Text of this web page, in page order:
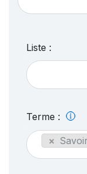
Liste :
Terme :
×